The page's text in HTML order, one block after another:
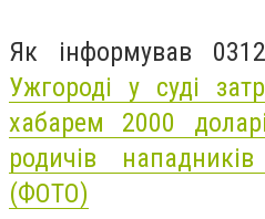
Як інформував
Ужгороді у суді
хабарем 2000
родичів
(ФОТО)